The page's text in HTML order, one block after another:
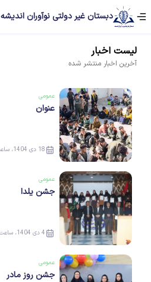
دبستان غیر دولتی نوآوران اندیشه
لیست اخبار
آخرین اخبار منتشر شده
عمومی
عنوان
18 دی 1404، ساعت 00:25
عمومی
جشن یلدا
4 دی 1404، ساعت 10:03
عمومی
جشن روز مادر